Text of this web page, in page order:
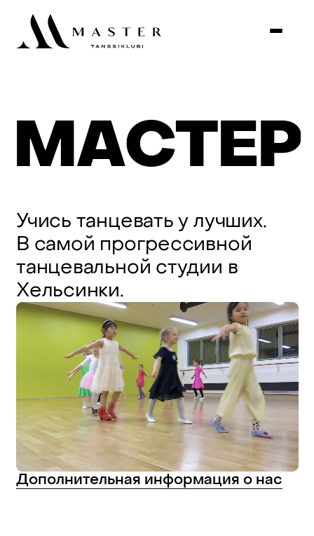
МАСТЕР
Учись танцевать улучших.
В самой прогрессивной
танцевальной студии в
Хельсинки.
Дополнительная информация о нас